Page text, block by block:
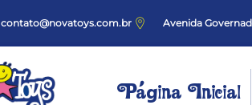
contato@novatoys.com.br Avenida
Página Inicial